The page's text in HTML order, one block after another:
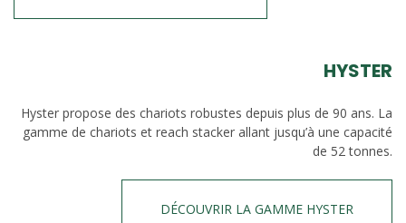
HYSTER
Hyster propose des chariots robustes depuis plus de 90 ans. La
gamme de chariots et reach stacker allant jusqu’à une capacité
de 52 tonnes.
DÉCOUVRIR LA GAMME HYSTER